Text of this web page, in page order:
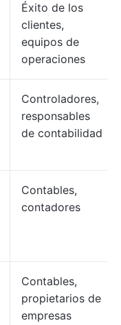
Éxito de los
clientes,
equipos de
operaciones
Controladores,
responsables
de contabilidad
Contables,
contadores
Contables,
propietarios de
empresas